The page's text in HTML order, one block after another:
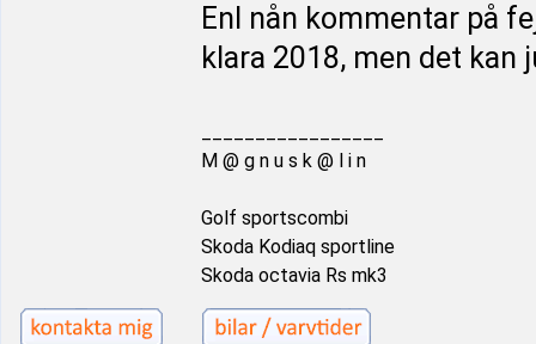
Enl nån kommentar på
klara 2018, men det kan
M @ g n u s k @ l i n
Golf sportscombi
Skoda Kodiaq sportline
Skoda octavia Rs mk3